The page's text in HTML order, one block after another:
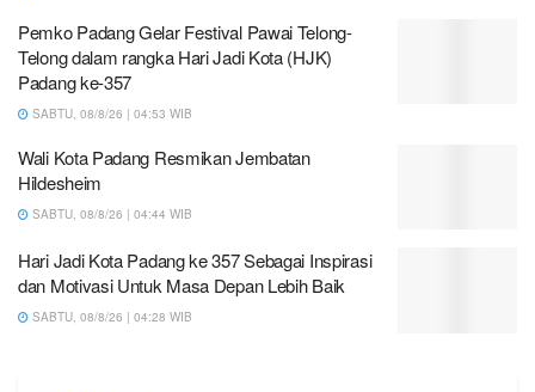
Pemko Padang Gelar Festival Pawai Telong-
Telong dalam rangka Hari Jadi Kota (HJK)
Padang ke-357
SABTU, 08/8/26 | 04:53 WIB
Wali Kota Padang Resmikan Jembatan
Hildesheim
SABTU, 08/8/26 | 04:44 WIB
Hari Jadi Kota Padang ke 357 Sebagai Inspirasi
dan Motivasi Untuk Masa Depan Lebih Baik
SABTU, 08/8/26 | 04:28 WIB